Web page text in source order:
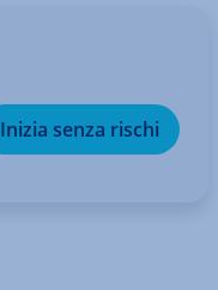
Inizia senza rischi